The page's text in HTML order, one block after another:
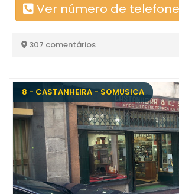
Ver número de telefone
307 comentários
8 - CASTANHEIRA - SOMUSICA